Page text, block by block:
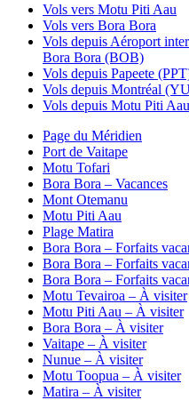
Vols vers Motu Piti Aau
Vols vers Bora Bora
Vols depuis Aéroport
Bora Bora (BOB)
Vols depuis Papeete
Vols depuis Montréal
Vols depuis Motu Piti Aau
Page du Méridien
Port de Vaitape
Motu Tofari
Bora Bora – Vacances
Mont Otemanu
Motu Piti Aau
Plage Matira
Bora Bora – Forfaits
Bora Bora – Forfaits
Bora Bora – Forfaits
Motu Tevairoa – À visiter
Motu Piti Aau – À visiter
Bora Bora – À visiter
Vaitape – À visiter
Nunue – À visiter
Motu Toopua – À visiter
Matira – À visiter